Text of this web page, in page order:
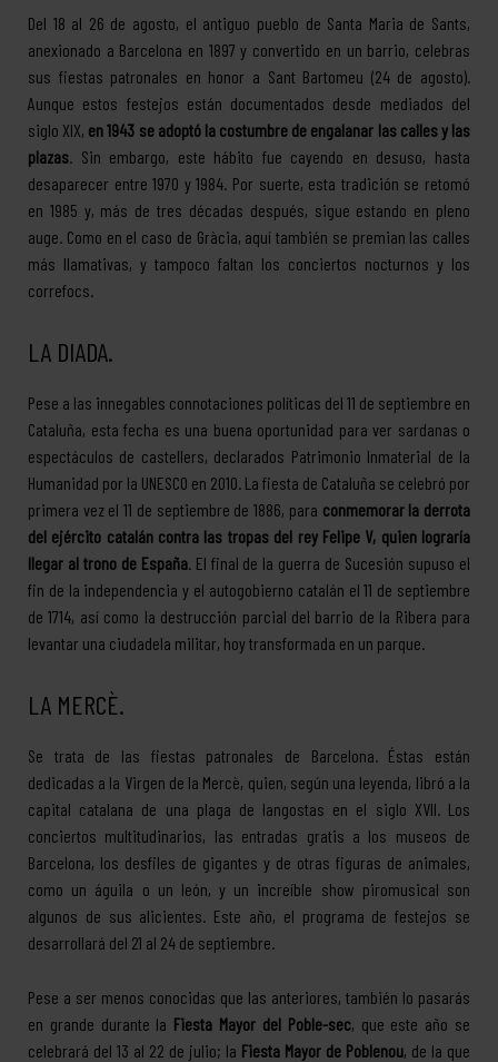
Del 18 al 26 de agosto, el antiguo pueblo de Santa Maria de Sants,
anexionado a Barcelona en 1897 y convertido en un barrio, celebras
sus fiestas patronales en honor a Sant Bartomeu (24 de agosto).
Aunque estos festejos están documentados desde mediados del
siglo XIX, en 1943 se adoptó la costumbre de engalanar las calles y las
plazas. Sin embargo, este hábito fue cayendo en desuso, hasta
desaparecer entre 1970 y 1984. Por suerte, esta tradición se retomó
en 1985 y, más de tres décadas después, sigue estando en pleno
auge. Como en el caso de Gràcia, aquí también se premian las calles
más llamativas, y tampoco faltan los conciertos nocturnos y los
correfocs.
LA DIADA.
Pese a las innegables connotaciones políticas del 11 de septiembre en
Cataluña, esta fecha es una buena oportunidad para ver sardanas o
espectáculos de castellers, declarados Patrimonio Inmaterial de la
Humanidad por la UNESCO en 2010. La fiesta de Cataluña se celebró por
primera vez el 11 de septiembre de 1886, para conmemorar la derrota
del ejército catalán contra las tropas del rey Felipe V, quien lograría
llegar al trono de España. El final de la guerra de Sucesión supuso el
fin de la independencia y el autogobierno catalán el 11 de septiembre
de 1714, así como la destrucción parcial del barrio de la Ribera para
levantar una ciudadela militar, hoy transformada en un parque.
LA MERCÈ.
Se trata de las fiestas patronales de Barcelona. Éstas están
dedicadas a la Virgen de la Mercè, quien, según una leyenda, libró a la
capital catalana de una plaga de langostas en el siglo XVII. Los
conciertos multitudinarios, las entradas gratis a los museos de
Barcelona, los desfiles de gigantes y de otras figuras de animales,
como un águila o un león, y un increíble show piromusical son
algunos de sus alicientes. Este año, el programa de festejos se
desarrollará del 21 al 24 de septiembre.
Pese a ser menos conocidas que las anteriores, también lo pasarás
en grande durante la Fiesta Mayor del Poble-sec, que este año se
celebrará del 13 al 22 de julio; la Fiesta Mayor de Poblenou, de la que